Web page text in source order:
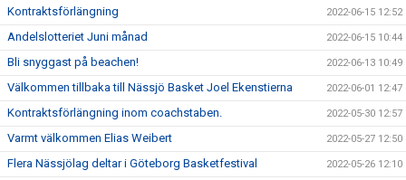
Kontraktsförlängning 2022-06-15 12:52
Andelslotteriet Juni månad 2022-06-15 10:44
Bli snyggast på beachen! 2022-06-13 10:49
Välkommen tillbaka till Nässjö Basket Joel Ekenstierna 2022-06-01 12:47
Kontraktsförlängning inom coachstaben. 2022-05-30 12:57
Varmt välkommen Elias Weibert 2022-05-27 12:50
Flera Nässjölag deltar i Göteborg Basketfestival 2022-05-26 12:10